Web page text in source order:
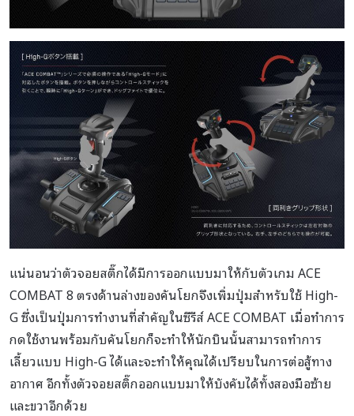
แน่นอนว่าตัวจอยสติ๊กได้มีการออกแบบมาให้กับตัวเกม ACE
COMBAT 8 ตรงด้านล่างของคันโยกจึงเพิ่มปุ่มสำหรับใช้ High-
G ซึ่งเป็นปุ่มการทำงานที่สำคัญในซีรีส์ ACE COMBAT เมื่อทำการ
กดใช้งานพร้อมกับคันโยกก็จะทำให้นักบินนั้นสามารถทำการ
เลี้ยวแบบ High-G ได้และจะทำให้คุณได้เปรียบในการต่อสู้ทาง
อากาศ อีกทั้งตัวจอยสติ๊กออกแบบมาให้บังคับได้ทั้งสองมือซ้าย
และขวาอีกด้วย